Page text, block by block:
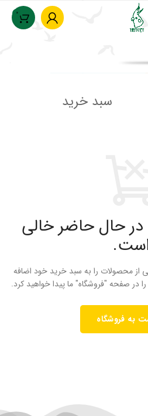
0
سبد خرید
حال حاضر خالی
از محصولات را به سبد خرید خود اضافه
در صفحه "فروشگاه" ما پیدا خواهید کرد.
به فروشگاه